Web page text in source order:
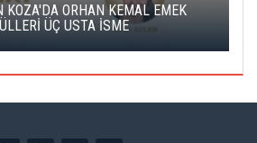
KOZA'DA ORHAN KEMAL EMEK
ÜÇ USTA İSME